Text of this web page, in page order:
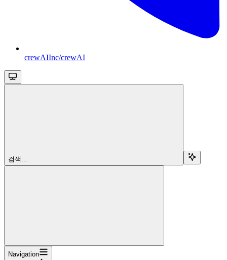
crewAIInc/crewAI
검색...
Navigation